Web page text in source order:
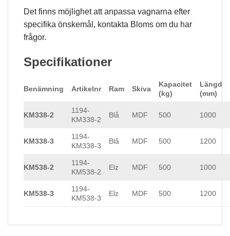
Det finns möjlighet att anpassa vagnarna efter
specifika önskemål, kontakta Bloms om du har
frågor.
Specifikationer
Benämning Artikelnr Ram Skiva
Kapacitet
(kg)
Längd
(mm)
KM338-2
1194-
KM338-2
Blå MDF 500 1000
KM338-3
1194-
KM338-3
Blå MDF 500 1200
KM538-2
1194-
KM538-2
Elz MDF 500 1000
KM538-3
1194-
KM538-3
Elz MDF 500 1200